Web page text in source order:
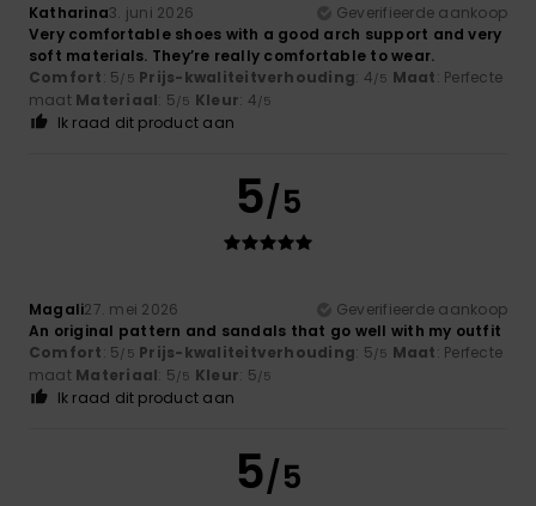
Katharina3. juni 2026
Geverifieerde aankoop
Very comfortable shoes with a good arch support and very
soft materials. They’re really comfortable to wear.
Comfort: 5/5 Prijs-kwaliteitverhouding: 4/5 Maat: Perfecte
maat Materiaal: 5/5 Kleur: 4/5
Ik raad dit product aan
5/5
Magali27. mei 2026
Geverifieerde aankoop
An original pattern and sandals that go well with my outfit
Comfort: 5/5 Prijs-kwaliteitverhouding: 5/5 Maat: Perfecte
maat Materiaal: 5/5 Kleur: 5/5
Ik raad dit product aan
5/5